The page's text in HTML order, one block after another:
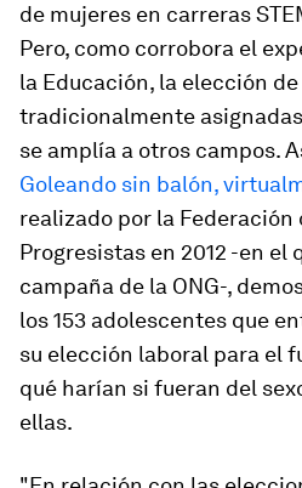
de mujeres en carreras
Pero, como corrobora el
la Educación, la elección
tradicionalmente
se amplía a otros campos.
Goleando sin balón,
realizado por la Federación
Progresistas en 2012 -en el
campaña de la ONG-,
los 153 adolescentes que
su elección laboral para el
qué harían si fueran del
ellas.